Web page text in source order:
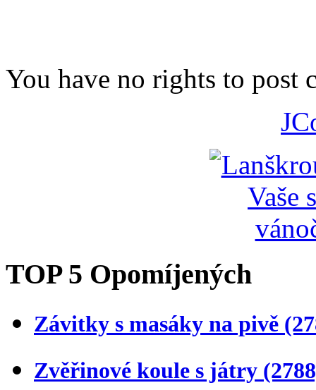
You have no rights to post
TOP 5 Opomíjených
Závitky s masáky na pivě
Zvěřinové koule s játry